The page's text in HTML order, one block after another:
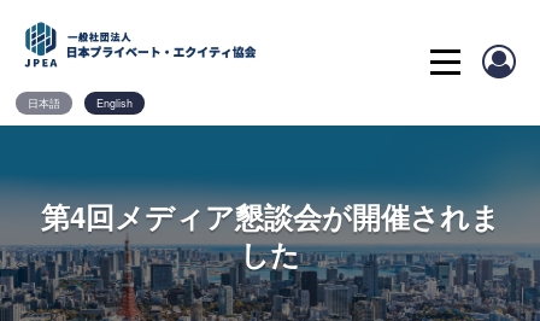
content
日本語 English
第4回メディア懇談会が開催されま
した